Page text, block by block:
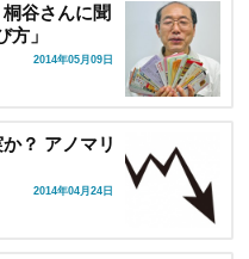
谷さんに聞
方」
2014年05月09日
？ アノマリ
2014年04月24日